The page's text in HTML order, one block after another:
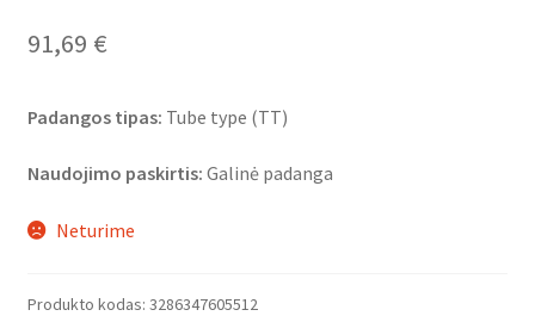
91,69 €
Padangos tipas: Tube type (TT)
Naudojimo paskirtis: Galinė padanga
Neturime
Produkto kodas: 3286347605512